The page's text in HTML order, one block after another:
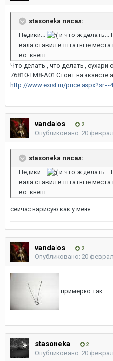
stasoneka писал:
Педики...
и что ж делать...
вала ставил в штатные места
воткнеш..
Что делать , что делать , сухари
76810-TM8-A01 Стоит на экзисте
http://www.exist.ru/price.aspx?sr=-
vandalos 2
Опубликовано: 20
stasoneka писал:
Педики...
и что ж делать...
вала ставил в штатные места
воткнеш..
сейчас нарисую как у меня
vandalos 2
Опубликовано: 20
примерно так
stasoneka 2
Опубликовано: 20